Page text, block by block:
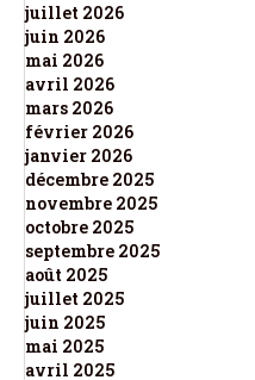
juillet 2026
juin 2026
mai 2026
avril 2026
mars 2026
février 2026
janvier 2026
décembre 2025
novembre 2025
octobre 2025
septembre 2025
août 2025
juillet 2025
juin 2025
mai 2025
avril 2025